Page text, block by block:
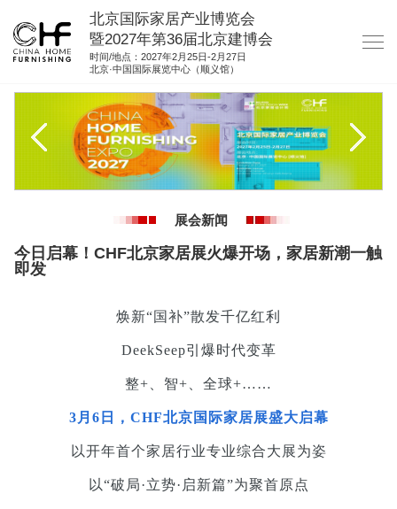
北京国际家居产业博览会
暨2027年第36届北京建博会
时间/地点：2027年2月25日-2月27日
北京·中国国际展览中心（顺义馆）
关于我们
资料下载
展会新闻
今日启幕！CHF北京家居展火爆开场，家居新潮一触
即发
焕新“国补”散发千亿红利
DeekSeep引爆时代变革
整+、智+、全球+……
3月6日，CHF北京国际家居展盛大启幕
以开年首个家居行业专业综合大展为姿
以“破局·立势·启新篇”为聚首原点